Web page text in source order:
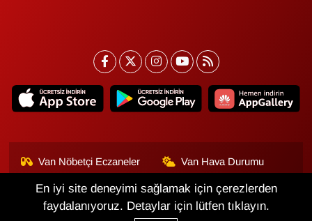
Van Nöbetçi Eczaneler Van Hava Durumu
Van Namaz Vakitleri
Van Trafik Yoğunluk
Haritası
En iyi site deneyimi sağlamak için çerezlerden
faydalanıyoruz. Detaylar için lütfen tıklayın.